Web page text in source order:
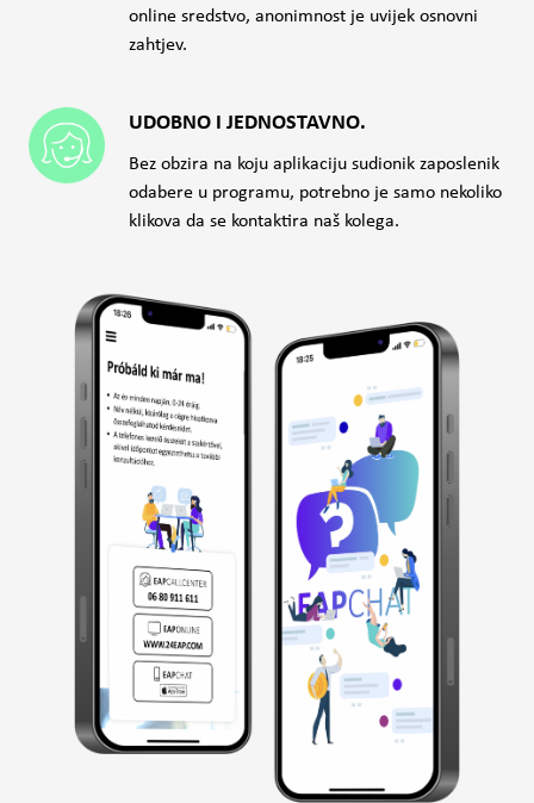
online sredstvo, anonimnost je uvijek osnovni
zahtjev.
UDOBNO I JEDNOSTAVNO.
Bez obzira na koju aplikaciju sudionik zaposlenik
odabere u programu, potrebno je samo nekoliko
klikova da se kontaktira naš kolega.